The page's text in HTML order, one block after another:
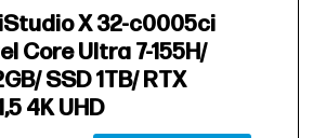
X 32-c0005ci
Core Ultra 7-155H/
SSD 1TB/ RTX
4K UHD